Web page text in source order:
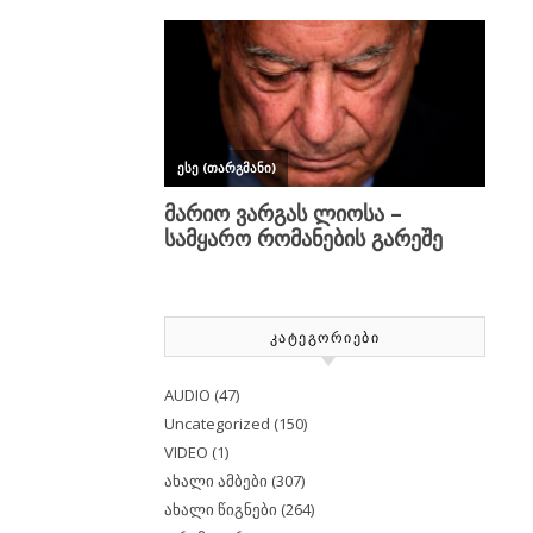
ᲙᲐᲢᲔᲒᲝᲠᲘᲔᲑᲘ
AUDIO (47)
Uncategorized (150)
VIDEO (1)
ახალი ამბები (307)
ახალი წიგნები (264)